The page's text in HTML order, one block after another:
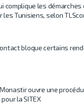
complique les démarches
les Tunisiens, selon
bloque certains
ouvre une
la SITEX